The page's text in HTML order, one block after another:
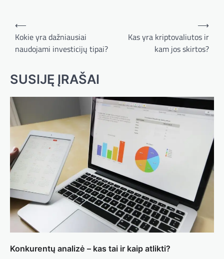
Navigacija
tarp
įrašų
⟵
Kokie yra dažniausiai
naudojami investicijų tipai?
Kas yra kriptovaliutos ir
kam jos skirtos?
⟶
SUSIJĘ ĮRAŠAI
Konkurentų analizė – kas tai ir kaip atlikti?